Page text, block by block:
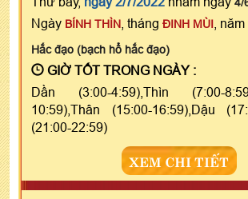
Ngày BÍNH THÌN , tháng ĐINH MÙI , năm
Hắc đạo (bạch hổ hắc đạo)
GIỜ TỐT TRONG NGÀY :
Dần (3:00-4:59),Thìn (7:00-
10:59),Thân (15:00-16:59),Dậu
(21:00-22:59)
XEM CHI TIẾT